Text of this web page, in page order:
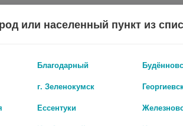
или населенный пункт из
Благодарный
г. Зеленокумск
Ессентуки